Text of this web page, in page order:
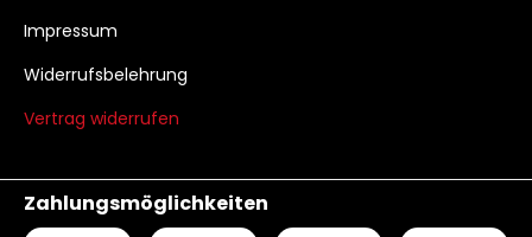
Impressum
Widerrufsbelehrung
Vertrag widerrufen
Zahlungsmöglichkeiten